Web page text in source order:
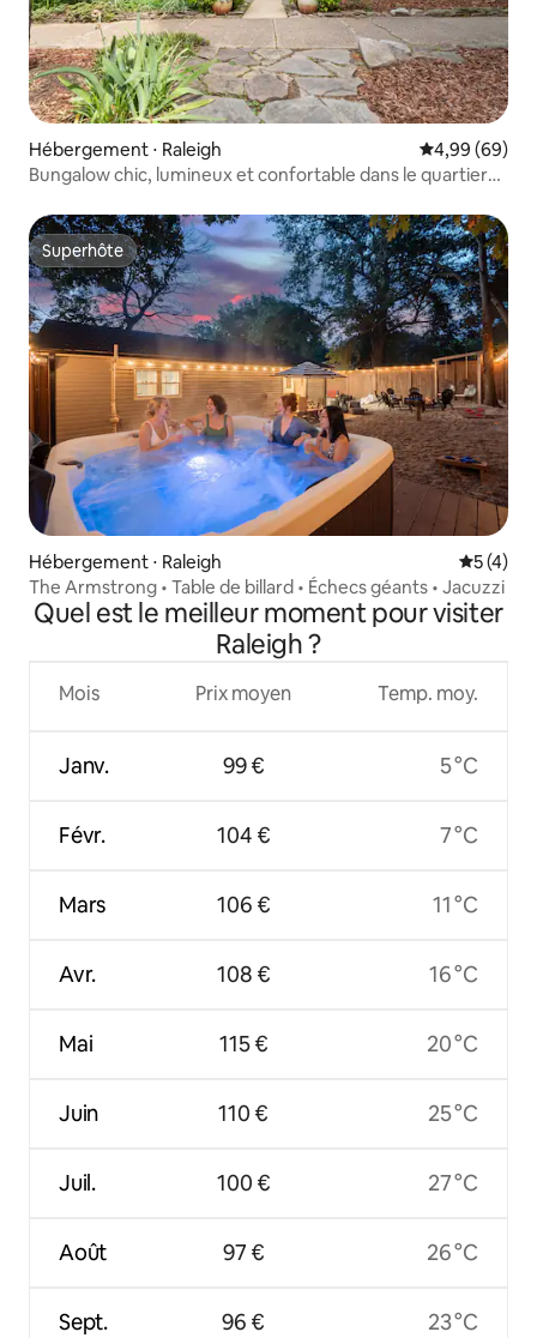
Hébergement ⋅ Raleigh Évaluation
4,99 (69)
Bungalow chic, lumineux et confortable dans le quartier
Superhôte
Superhôte
Hébergement ⋅ Raleigh
5 (4)
The Armstrong • Table de billard • Échecs géants • Jacuzzi
Quel est le meilleur moment pour visiter
Raleigh ?
Mois
Janv.
Févr.
Mars
Avr.
Mai
Juin
Juil.
Août
Sept.
Prix moyen
99 €
104 €
106 €
108 €
115 €
110 €
100 €
97 €
96 €
Temp. moy.
5 °C
7 °C
11 °C
16 °C
20 °C
25 °C
27 °C
26 °C
23 °C